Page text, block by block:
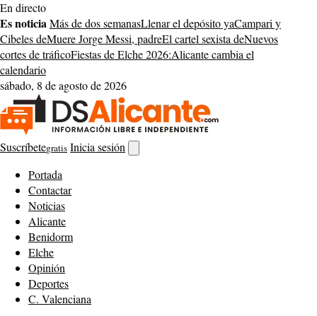
Saltar
al
contenido
En directo
Es noticiaMás de dos semanasLlenar el depósito yaCampari y
Cibeles deMuere Jorge Messi, padreEl cartel sexista deNuevos
cortes de tráficoFiestas de Elche 2026:Alicante cambia el
calendario
sábado, 8 de agosto de 2026
Suscríbetegratis Inicia sesión
buscador
Portada
Contactar
Noticias
Alicante
Benidorm
Elche
Opinión
Deportes
C. Valenciana